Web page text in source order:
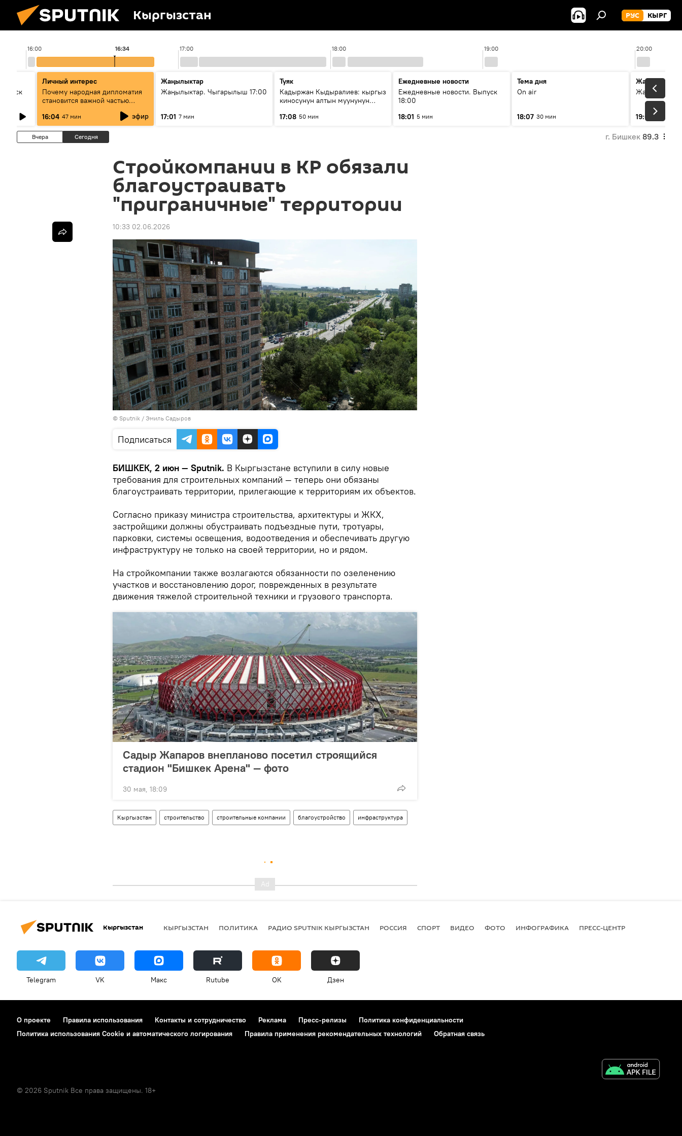
Кыргызстан РУС КЫРГ
16:00 17:00 18:00 19:00 20:00
16:34
Личный интерес
Почему народная дипломатия
становится важной частью
сотрудничества
16:04 47 мин эфир
Жаңылыктар
Жаңылыктар. Чыгарылыш 17:00
17:01 7 мин
Туяк
Кадыржан Кыдыралиев: кыргыз
киносунун алтын муунунун
17:08 50 мин
Ежедневные новости
Ежедневные новости. Выпуск
18:00
18:01 5 мин
Тема дня
On air
18:07 30 мин
Жаңылыктар
19:01 5 мин
Вчера Сегодня г. Бишкек 89.3
Стройкомпании в КР обязали
благоустраивать
"приграничные" территории
10:33 02.06.2026
© Sputnik / Эмиль Садыров
Подписаться
БИШКЕК, 2 июн — Sputnik. В Кыргызстане вступили в силу новые
требования для строительных компаний — теперь они обязаны
благоустраивать территории, прилегающие к территориям их объектов.
Согласно приказу министра строительства, архитектуры и ЖКХ,
застройщики должны обустраивать подъездные пути, тротуары,
парковки, системы освещения, водоотведения и обеспечивать другую
инфраструктуру не только на своей территории, но и рядом.
На стройкомпании также возлагаются обязанности по озеленению
участков и восстановлению дорог, поврежденных в результате
движения тяжелой строительной техники и грузового транспорта.
Садыр Жапаров внепланово посетил строящийся
стадион "Бишкек Арена" — фото
30 мая, 18:09
Кыргызстан строительство строительные компании благоустройство инфраструктура
Кыргызстан КЫРГЫЗСТАН ПОЛИТИКА РАДИО SPUTNIK КЫРГЫЗСТАН РОССИЯ СПОРТ ВИДЕО ФОТО ИНФОГРАФИКА ПРЕСС-ЦЕНТР
Telegram VK Макс Rutube OK Дзен
О проекте Правила использования Контакты и сотрудничество Реклама Пресс-релизы
Политика конфиденциальности
Политика использования Cookie и автоматического логирования
Правила применения рекомендательных технологий Обратная связь
© 2026 Sputnik Все права защищены. 18+